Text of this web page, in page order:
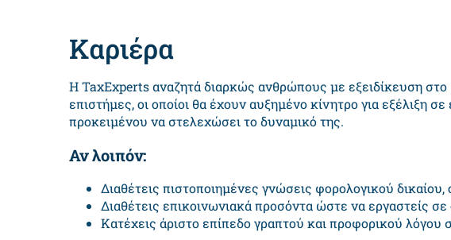
Καριέρα
Η TaxΕxperts αναζητά διαρκώς ανθρώπους με εξειδίκευση στο
επιστήμες, οι οποίοι θα έχουν αυξημένο κίνητρο για εξέλιξη
προκειμένου να στελεχώσει το δυναμικό της.
Αν λοιπόν:
Διαθέτεις πιστοποιημένες γνώσεις φορολογικού
Διαθέτεις επικοινωνιακά προσόντα ώστε να εργαστείς
Κατέχεις άριστο επίπεδο γραπτού και προφορικού λόγου